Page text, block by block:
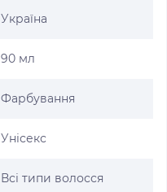
Україна
90 мл
Фарбування
Унісекс
Всі типи волосся